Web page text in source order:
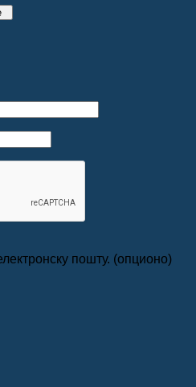
пошту. (опционо)